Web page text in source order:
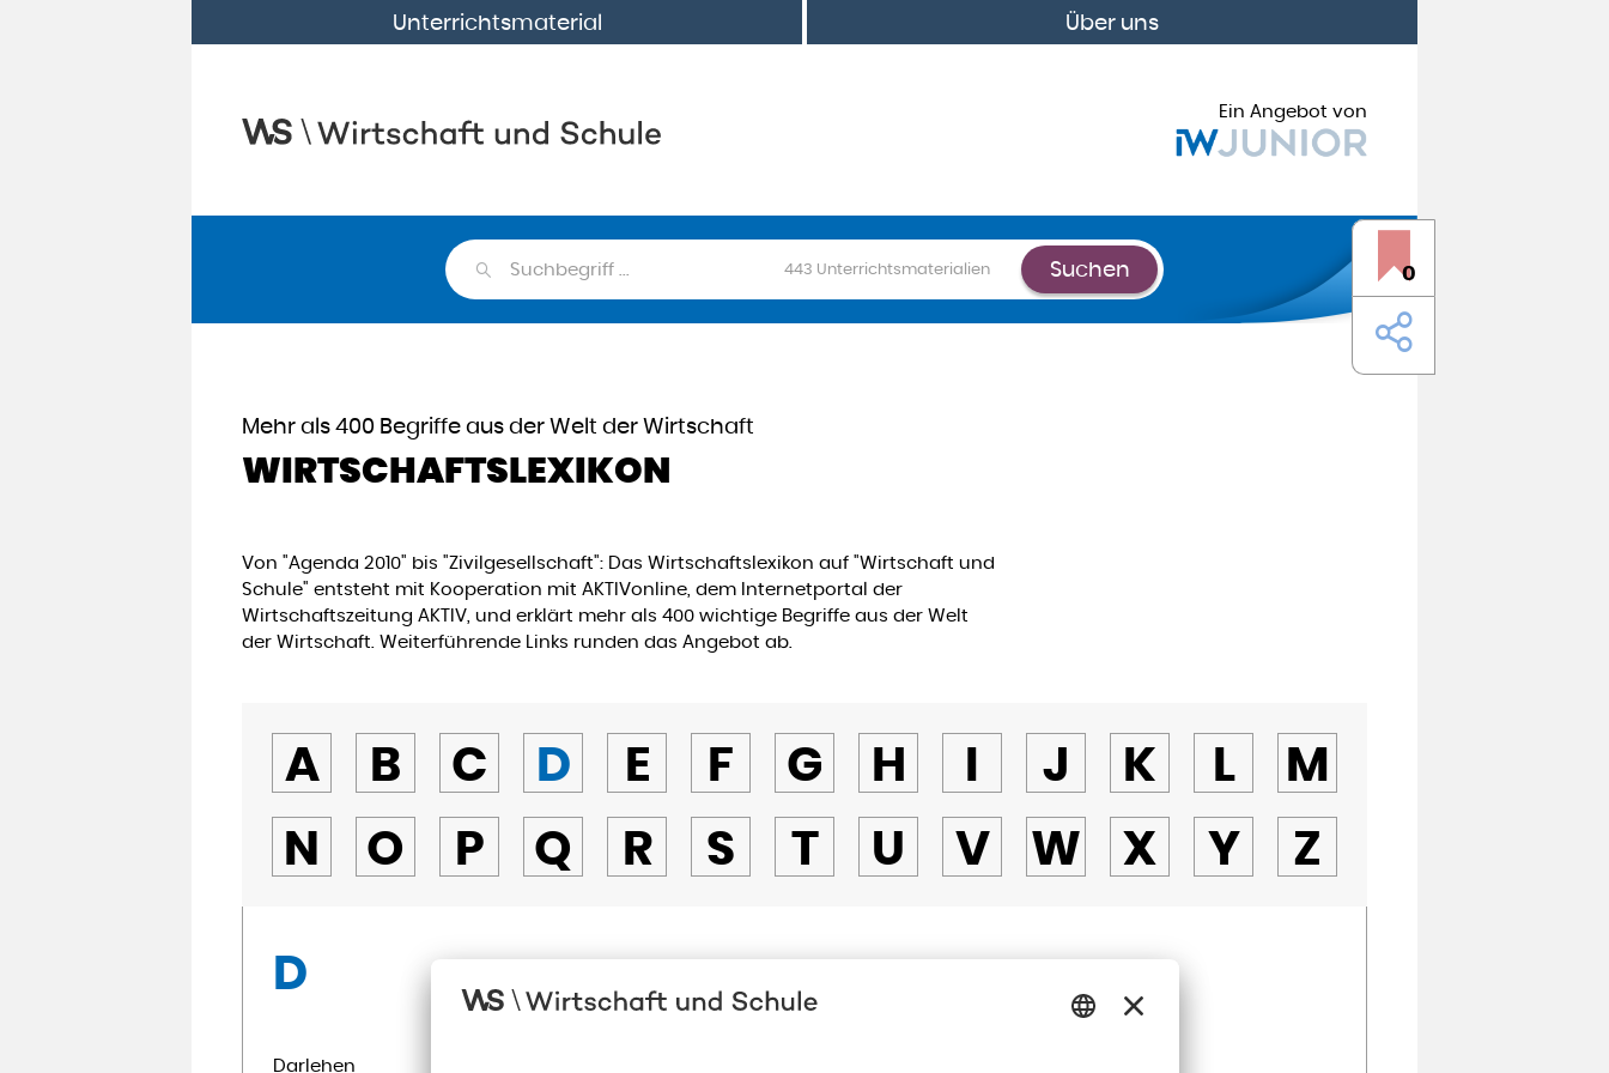
Unterrichtsmaterial Über uns
Ein Angebot von
Suchen 443 Unterrichtsmaterialien Suchen 0
WIRTSCHAFTSLEXIKON
Mehr als 400 Begriffe aus der Welt der Wirtschaft
Von "Agenda 2010" bis "Zivilgesellschaft": Das Wirtschaftslexikon auf "Wirtschaft und
Schule" entsteht mit Kooperation mit AKTIVonline, dem Internetportal der
Wirtschaftszeitung AKTIV, und erklärt mehr als 400 wichtige Begriffe aus der Welt
der Wirtschaft. Weiterführende Links runden das Angebot ab.
A B C D E F G H I J K L
M
N
O P Q R S T U V W X Y
Z
D
Darlehen